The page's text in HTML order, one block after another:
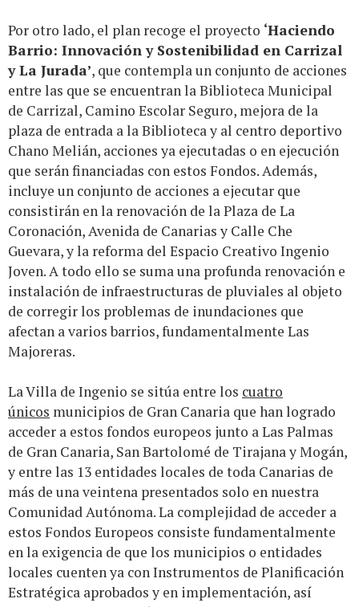
Por otro lado, el plan recoge el proyecto ‘Haciendo
Barrio: Innovación y Sostenibilidad en Carrizal
y La Jurada’, que contempla un conjunto de acciones
entre las que se encuentran la Biblioteca Municipal
de Carrizal, Camino Escolar Seguro, mejora de la
plaza de entrada a la Biblioteca y al centro deportivo
Chano Melián, acciones ya ejecutadas o en ejecución
que serán financiadas con estos Fondos. Además,
incluye un conjunto de acciones a ejecutar que
consistirán en la renovación de la Plaza de La
Coronación, Avenida de Canarias y Calle Che
Guevara, y la reforma del Espacio Creativo Ingenio
Joven. A todo ello se suma una profunda renovación e
instalación de infraestructuras de pluviales al objeto
de corregir los problemas de inundaciones que
afectan a varios barrios, fundamentalmente Las
Majoreras.
La Villa de Ingenio se sitúa entre los cuatro
únicos municipios de Gran Canaria que han logrado
acceder a estos fondos europeos junto a Las Palmas
de Gran Canaria, San Bartolomé de Tirajana y Mogán,
y entre las 13 entidades locales de toda Canarias de
más de una veintena presentados solo en nuestra
Comunidad Autónoma. La complejidad de acceder a
estos Fondos Europeos consiste fundamentalmente
en la exigencia de que los municipios o entidades
locales cuenten ya con Instrumentos de Planificación
Estratégica aprobados y en implementación, así